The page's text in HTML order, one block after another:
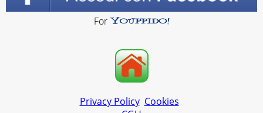
For
Privacy Policy Cookies